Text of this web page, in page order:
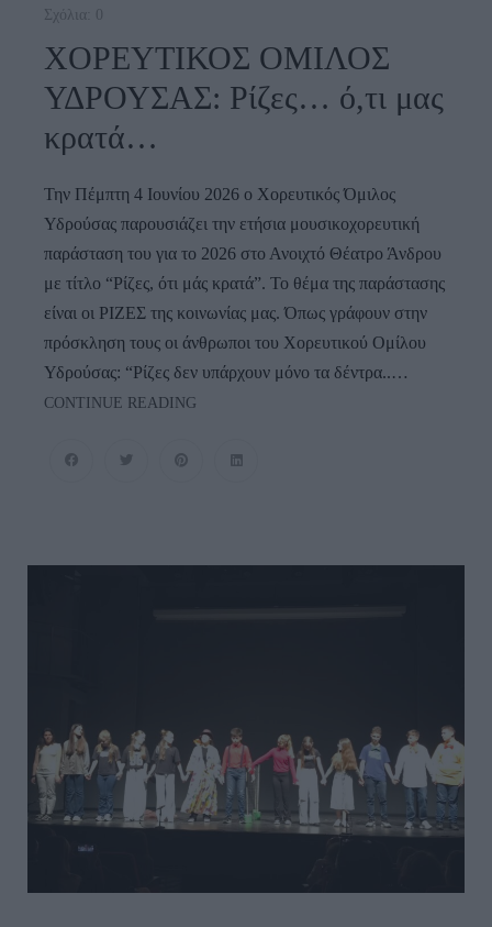
Σχόλια: 0
ΧΟΡΕΥΤΙΚΟΣ ΟΜΙΛΟΣ
ΥΔΡΟΥΣΑΣ: Ρίζες… ό,τι μας
κρατά…
Την Πέμπτη 4 Ιουνίου 2026 ο Χορευτικός Όμιλος
Υδρούσας παρουσιάζει την ετήσια μουσικοχορευτική
παράσταση του για το 2026 στο Ανοιχτό Θέατρο Άνδρου
με τίτλο “Ρίζες, ότι μάς κρατά”. Το θέμα της παράστασης
είναι οι ΡΙΖΕΣ της κοινωνίας μας. Όπως γράφουν στην
πρόσκληση τους οι άνθρωποι του Χορευτικού Ομίλου
Υδρούσας: “Ρίζες δεν υπάρχουν μόνο τα δέντρα..…
CONTINUE READING